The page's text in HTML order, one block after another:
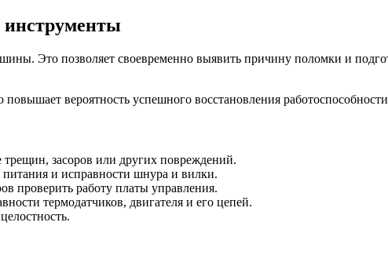
инструменты
Это позволяет своевременно выявить причину поломки и
вероятность успешного восстановления работоспособности
засоров или других повреждений.
питания и исправности шнура и вилки.
проверить работу платы управления.
термодатчиков, двигателя и его цепей.